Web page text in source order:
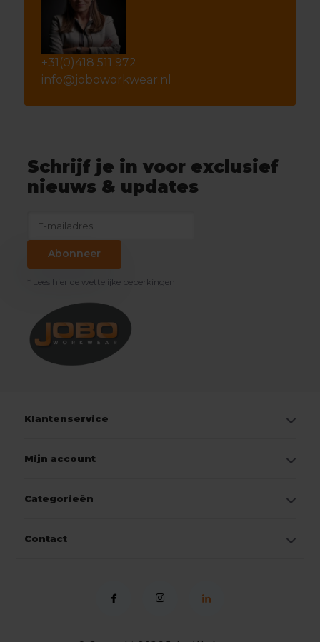
+31(0)418 511 972
info@joboworkwear.nl
Schrijf je in voor exclusief
nieuws & updates
Abonneer
* Lees hier de wettelijke beperkingen
Klantenservice
Mijn account
Categorieën
Contact